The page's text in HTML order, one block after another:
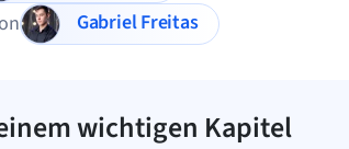
Gabriel Freitas
wichtigen Kapitel